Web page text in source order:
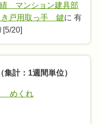
マンション建具部
戸用取っ手 鍵に 有
[5/20]
計：1週間単位）
めくれ